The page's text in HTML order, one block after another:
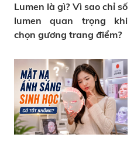
Lumen là gì? Vì sao chỉ số
lumen quan trọng khi
chọn gương trang điểm?